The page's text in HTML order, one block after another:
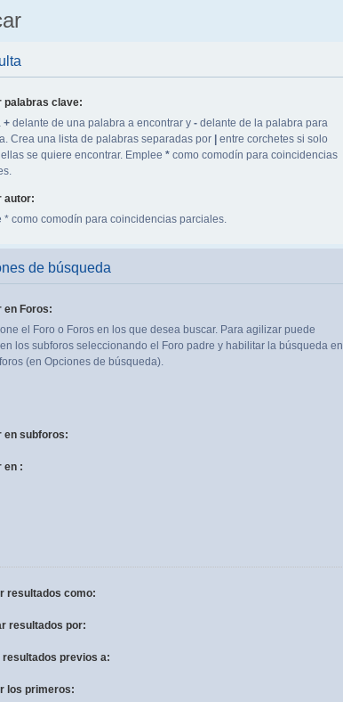
palabras clave:
+delante de una palabra a encontrar y -delante de la palabra para
Crea una lista de palabras separadas por
entre corchetes si solo
se quiere encontrar. Emplee *como comodín para coincidencias
autor:
* como comodín para coincidencias parciales.
de búsqueda
en Foros:
el Foro o Foros en los que desea buscar. Para agilizar puede
los subforos seleccionando el Foro padre y habilitar la búsqueda en
(en Opciones de búsqueda).
en subforos:
en :
resultados como:
resultados por:
resultados previos a:
los primeros: